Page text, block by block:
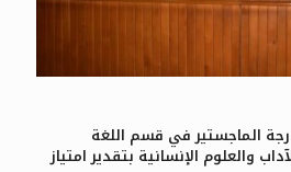
الماجستير في قسم اللغة
والعلوم الإنسانية بتقدير امتياز